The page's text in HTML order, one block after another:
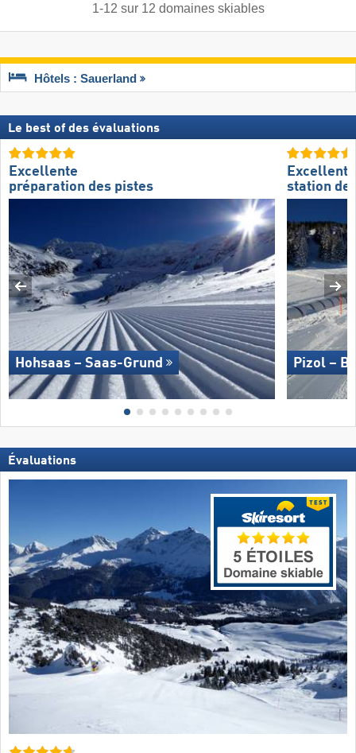
1-12 sur 12 domaines skiables
Hôtels : Sauerland
Le best of des évaluations
Excellente
préparation des pistes
Hohsaas – Saas-Grund
Excellente
station
Pizol –
Évaluations